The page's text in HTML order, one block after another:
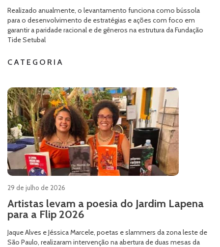
Realizado anualmente, o levantamento funciona como bússola
para o desenvolvimento de estratégias e ações com foco em
garantir a paridade racional e de gêneros na estrutura da Fundação
Tide Setubal
CATEGORIA
29 de julho de 2026
Artistas levam a poesia do Jardim Lapena
para a Flip 2026
Jaque Alves e Jéssica Marcele, poetas e slammers da zona leste de
São Paulo, realizaram intervenção na abertura de duas mesas da